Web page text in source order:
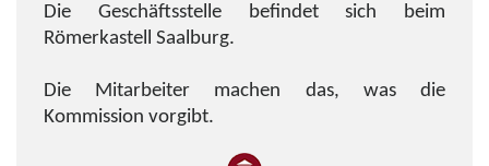
Die Geschäftsstelle befindet sich beim
Römerkastell Saalburg.
Die Mitarbeiter machen das, was die
Kommission vorgibt.